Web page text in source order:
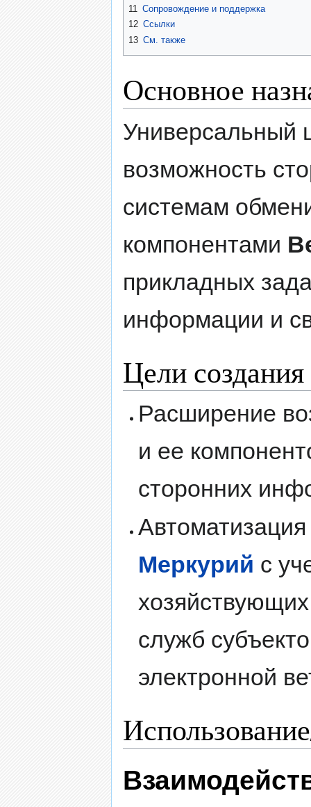
11 Сопровождение и поддержка
12 Ссылки
13 См. также
Основное
возможность
системам
компонентами
прикладных
информации и
Цели создания
Расширение
и ее
сторонних
Меркурий с
служб
электронной